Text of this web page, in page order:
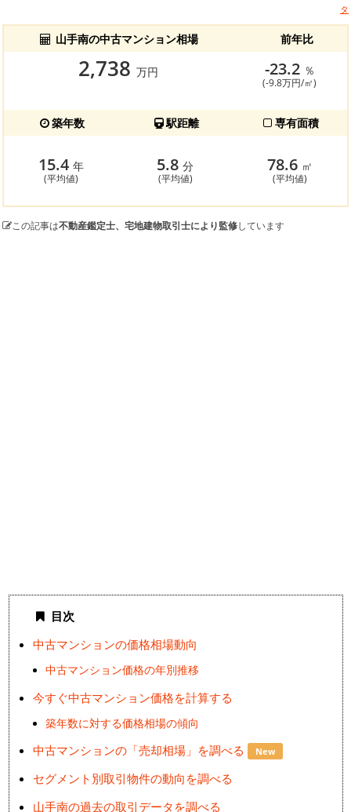
タ
山手南の中古マンション相場 前年比
2,738 万円 -23.2 ％
(-9.8万円/㎡)
築年数 駅距離 専有面積
15.4 年
(平均値)
5.8分
(平均値)
78.6 ㎡
(平均値)
この記事は不動産鑑定士、宅地建物取引士により監修しています
目次
中古マンションの価格相場動向
中古マンション価格の年別推移
今すぐ中古マンション価格を計算する
築年数に対する価格相場の傾向
中古マンションの「売却相場」を調べる New
セグメント別取引物件の動向を調べる
山手南の過去の取引データを調べる